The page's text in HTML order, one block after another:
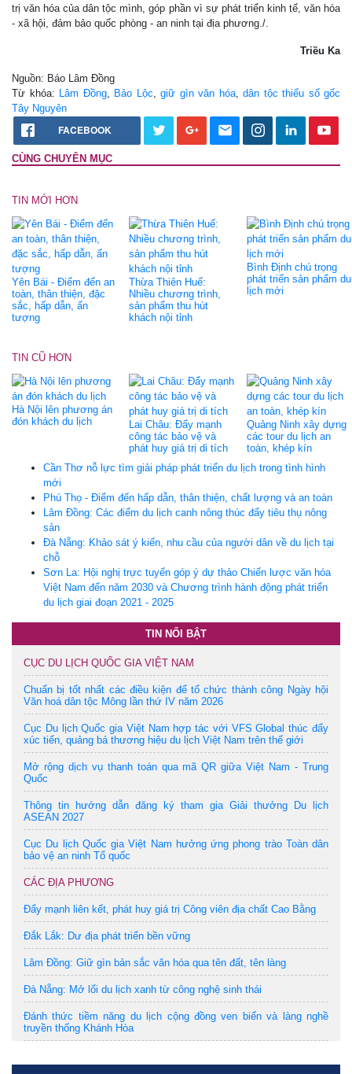
trị văn hóa của dân tộc mình, góp phần vì sự phát triển kinh tế, văn hóa
- xã hội, đảm bảo quốc phòng - an ninh tại địa phương./.
Triều Ka
Nguồn: Báo Lâm Đồng
Từ khóa:
Lâm Đồng, Bảo Lộc giữ gìn văn hóa, dân tộc thiểu số gốc
Tây Nguyên
FACEBOOK
CÙNG CHUYÊN MỤC
TIN MỚI HƠN
Yên Bái - Điểm đến an
toàn, thân thiện, đặc
sắc, hấp dẫn, ấn
tượng
Thừa Thiên Huế:
Nhiều chương trình,
sản phẩm thu hút
khách nội tỉnh
Bình Định chú trọng
phát triển sản phẩm du
lịch mới
TIN CŨ HƠN
Hà Nội lên phương án
đón khách du lịch
Lai Châu: Đẩy mạnh
công tác bảo vệ và
phát huy giá trị di tích
Quảng Ninh xây dựng
các tour du lịch an
toàn, khép kín
Cần Thơ nỗ lực tìm giải pháp phát triển du lịch trong tình hình
mới
Phú Thọ - Điểm đến hấp dẫn, thân thiện, chất lượng và an toàn
Lâm Đồng: Các điểm du lịch canh nông thúc đẩy tiêu thụ nông
sản
Đà Nẵng: Khảo sát ý kiến, nhu cầu của người dân về du lịch tại
chỗ
Sơn La: Hội nghị trực tuyến góp ý dự thảo Chiến lược văn hóa
Việt Nam đến năm 2030 và Chương trình hành động phát triển
du lịch giai đoạn 2021 - 2025
TIN NỔI BẬT
CỤC DU LỊCH QUỐC GIA VIỆT NAM
Chuẩn bị tốt nhất các điều kiện để tổ chức thành công Ngày hội
Văn hoá dân tộc Mông lần thứ IV năm 2026
Cục Du lịch Quốc gia Việt Nam hợp tác với VFS Global thúc đẩy
xúc tiến, quảng bá thương hiệu du lịch Việt Nam trên thế giới
Mở rộng dịch vụ thanh toán qua mã QR giữa Việt Nam - Trung
Quốc
Thông tin hướng dẫn đăng ký tham gia Giải thưởng Du lịch
ASEAN 2027
Cục Du lịch Quốc gia Việt Nam hưởng ứng phong trào Toàn dân
bảo vệ an ninh Tổ quốc
CÁC ĐỊA PHƯƠNG
Đẩy mạnh liên kết, phát huy giá trị Công viên địa chất Cao Bằng
Đắk Lắk: Dư địa phát triển bền vững
Lâm Đồng: Giữ gìn bản sắc văn hóa qua tên đất, tên làng
Đà Nẵng: Mở lối du lịch xanh từ công nghệ sinh thái
Đánh thức tiềm năng du lịch cộng đồng ven biển và làng nghề
truyền thống Khánh Hòa